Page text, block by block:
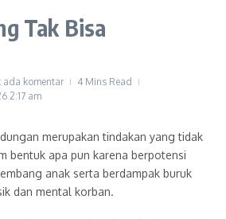
Tak Bisa
ada komentar
4 Mins Read
2:17 am
merupakan tindakan yang tidak
bentuk apa pun karena berpotensi
anak serta berdampak buruk
dan mental korban.